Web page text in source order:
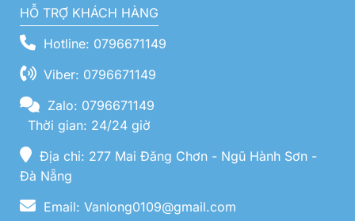
HỖ TRỢ KHÁCH HÀNG
Hotline: 0796671149
Viber: 0796671149
Zalo: 0796671149
Thời gian: 24/24 giờ
Địa chỉ: 277 Mai Đăng Chơn - Ngũ Hành Sơn -
Đà Nẵng
Email: Vanlong0109@gmail.com